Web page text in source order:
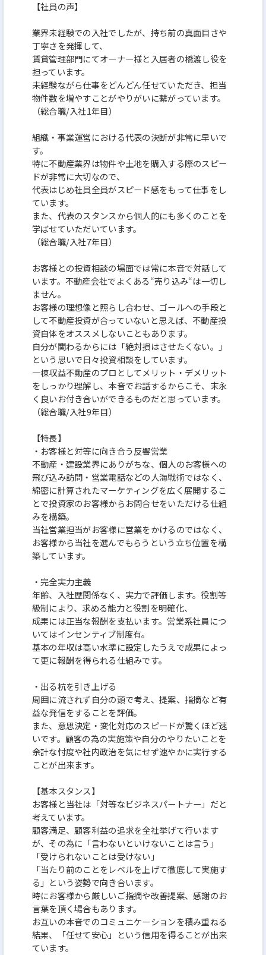
【社員の声】
業界未経験での入社でしたが、持ち前の真面目さや
丁寧さを発揮して、
賃貸管理部門にてオーナー様と入居者の橋渡し役を
担っています。
未経験ながら仕事をどんどん任せていただき、担当
物件数を増やすことがやりがいに繋がっています。
（総合職/入社1年目）
組織・事業運営における代表の決断が非常に早いで
す。
特に不動産業界は物件や土地を購入する際のスピー
ドが非常に大切なので、
代表はじめ社員全員がスピード感をもって仕事をし
ています。
また、代表のスタンスから個人的にも多くのことを
学ばせていただいています。
（総合職/入社7年目）
お客様との投資相談の場面では常に本音で対話して
います。不動産会社でよくある“売り込み“は一切し
ません。
お客様の理想像と照らし合わせ、ゴールへの手段と
して不動産投資が合っていないと思えば、不動産投
資自体をオススメしないこともあります。
自分が関わるからには「絶対損はさせたくない。」
という思いで日々投資相談をしています。
一棟収益不動産のプロとしてメリット・デメリット
をしっかり理解し、本音でお話するからこそ、末永
く良いお付き合いができるものだと思っています。
（総合職/入社9年目）
【特長】
・お客様と対等に向き合う反響営業
不動産・建設業界にありがちな、個人のお客様への
飛び込み訪問・営業電話などの人海戦術ではなく、
綿密に計算されたマーケティングを広く展開するこ
とで投資家のお客様からお問合せをいただける仕組
みを構築。
当社営業担当がお客様に営業をかけるのではなく、
お客様から当社を選んでもらうという立ち位置を構
築しています。
・完全実力主義
年齢、入社歴関係なく、実力で評価します。役割等
級制により、求める能力と役割を明確化、
成果には正当な報酬を支払います。営業系社員につ
いてはインセンティブ制度有。
基本の年収は高い水準に設定したうえで成果によっ
て更に報酬を得られる仕組みです。
・出る杭を引き上げる
周囲に流されず自分の頭で考え、提案、指摘など有
益な発信をすることを評価。
また、意思決定・変化対応のスピードが驚くほど速
いです。顧客の為の実施策や自分のやりたいことを
余計な忖度や社内政治を気にせず速やかに実行する
ことが出来ます。
【基本スタンス】
お客様と当社は「対等なビジネスパートナー」だと
考えています。
顧客満足、顧客利益の追求を全社挙げて行います
が、その為に「言わないといけないことは言う」
「受けられないことは受けない」
「当たり前のことをレベルを上げて徹底して実施す
る」という姿勢で向き合います。
時にお客様から厳しいご指摘や改善提案、感謝のお
言葉を頂く場合もあります。
お互いの本音でのコミュニケーションを積み重ねる
結果、「任せて安心」という信用を得ることが出来
ています。